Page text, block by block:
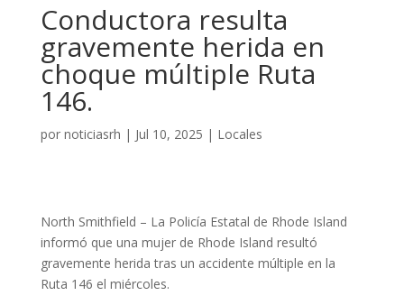
Conductora resulta
gravemente herida en
choque múltiple Ruta
146.
por noticiasrh | Jul 10, 2025 | Locales
North Smithfield – La Policía Estatal de Rhode Island
informó que una mujer de Rhode Island resultó
gravemente herida tras un accidente múltiple en la
Ruta 146 el miércoles.